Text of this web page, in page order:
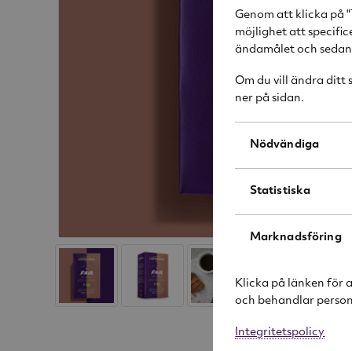
Genom att klicka på
möjlighet att
ändamålet och
Om du vill ändra ditt
ner på sidan.
Nödvändiga
Statistiska
Marknadsföring
Klicka på länken för
och behandlar
Integritetspolicy